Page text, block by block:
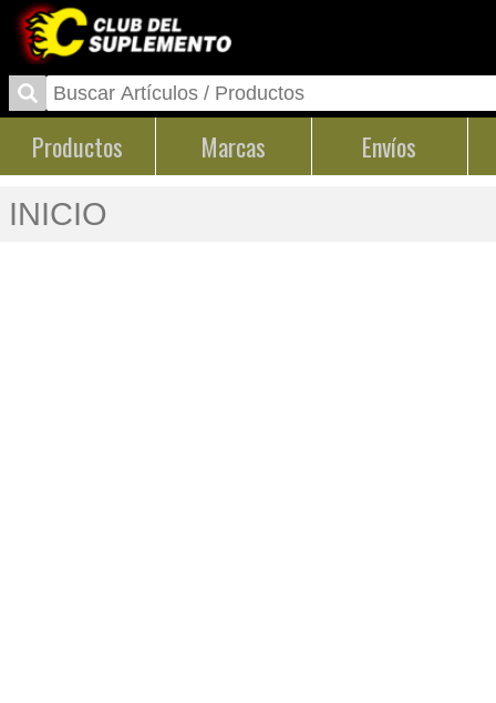
Productos Marcas Envíos
INICIO